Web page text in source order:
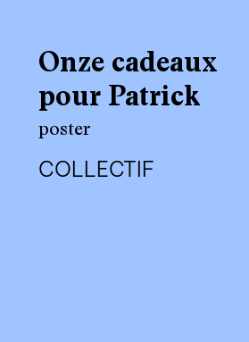
Onze cadeaux
pour Patrick
poster
COLLECTIF